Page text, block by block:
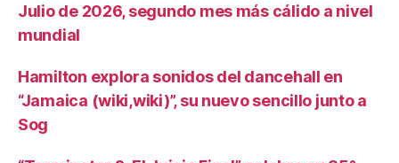
Julio de 2026, segundo mes más cálido a nivel
mundial
Hamilton explora sonidos del dancehall en
“Jamaica (wiki,wiki)”, su nuevo sencillo junto a
Sog